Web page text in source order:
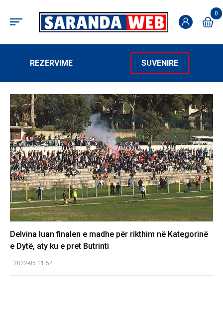
0
REZERVIME SUVENIRE
Delvina luan finalen e madhe për rikthim në Kategorinë
e Dytë, aty ku e pret Butrinti
2022-05 11:54